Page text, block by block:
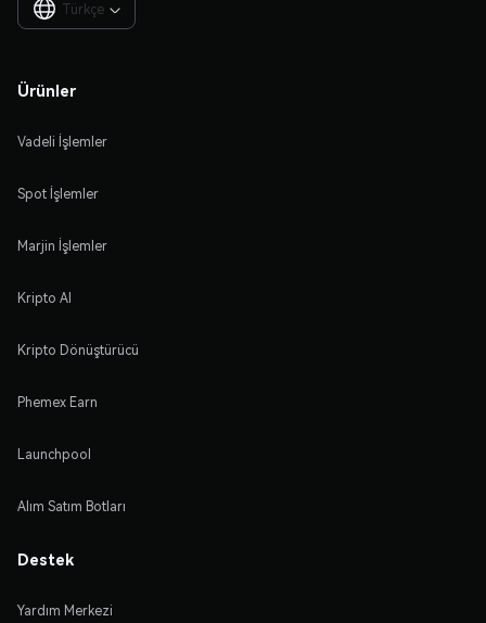
Türkçe 
Ürünler
Vadeli İşlemler
Spot İşlemler
Marjin İşlemler
Kripto Al
Kripto Dönüştürücü
Phemex Earn
Launchpool
Alım Satım Botları
Destek
Yardım Merkezi